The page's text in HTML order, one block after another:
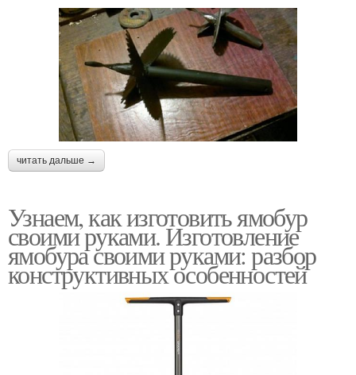
читать дальше →
Узнаем, как изготовить ямобур
своими руками. Изготовление
ямобура своими руками: разбор
конструктивных особенностей